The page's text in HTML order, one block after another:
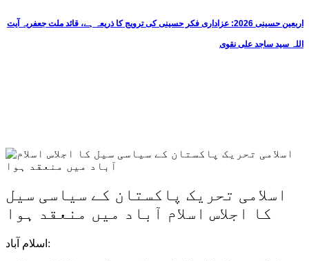
اربعین حسینی 2026: عزاداری فکر حسینی کی ترویج کا ذریعہ ہے، قائد ملت جعفریہ آیت
اللہ سید ساجد علی نقوی
اسلامی تحریک پاکستان کے سیاسی سیل
کا اجلاس اسلام آباد میں منعقد ہوا
اسلام آباد: